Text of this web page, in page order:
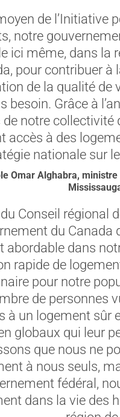
de l’Initiative
notre
ici même, dans la
pour contribuer à
de la qualité
besoin. Grâce à
notre collectivité
accès à des
nationale sur
Omar Alghabra,
Conseil régional
du Canada
abordable dans
rapide de
pour notre
de personnes
à un logement sûr
globaux qui leur
que nous ne
à nous seuls,
fédéral,
dans la vie des